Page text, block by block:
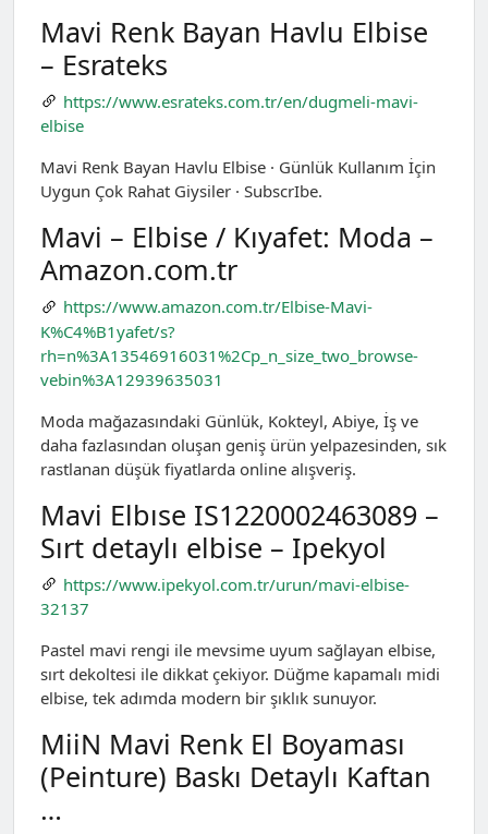
Mavi Renk Bayan Havlu Elbise
– Esrateks
https://www.esrateks.com.tr/en/dugmeli-mavi-
elbise
Mavi Renk Bayan Havlu Elbise · Günlük Kullanım İçin
Uygun Çok Rahat Giysiler · SubscrIbe.
Mavi – Elbise / Kıyafet: Moda –
Amazon.com.tr
https://www.amazon.com.tr/Elbise-Mavi-
K%C4%B1yafet/s?
rh=n%3A13546916031%2Cp_n_size_two_browse-
vebin%3A12939635031
Moda mağazasındaki Günlük, Kokteyl, Abiye, İş ve
daha fazlasından oluşan geniş ürün yelpazesinden, sık
rastlanan düşük fiyatlarda online alışveriş.
Mavi Elbıse IS1220002463089 –
Sırt detaylı elbise – Ipekyol
https://www.ipekyol.com.tr/urun/mavi-elbise-
32137
Pastel mavi rengi ile mevsime uyum sağlayan elbise,
sırt dekoltesi ile dikkat çekiyor. Düğme kapamalı midi
elbise, tek adımda modern bir şıklık sunuyor.
MiiN Mavi Renk El Boyaması
(Peinture) Baskı Detaylı Kaftan
…